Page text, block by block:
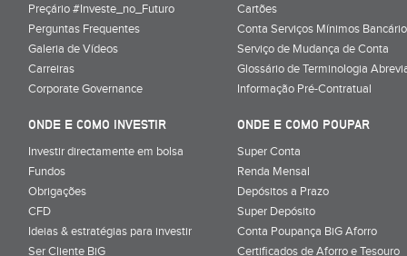
Preçário #Investe_no_Futuro
Perguntas Frequentes
Galeria de Vídeos
Carreiras
Corporate Governance
Cartões
Conta Serviços Mínimos
Serviço de Mudança de Conta
Glossário de Terminologia
Informação Pré-Contratual
ONDE E COMO INVESTIR
Investir directamente em bolsa
Fundos
Obrigações
CFD
Ideias & estratégias para investir
Ser Cliente BiG
ONDE E COMO POUPAR
Super Conta
Renda Mensal
Depósitos a Prazo
Super Depósito
Conta Poupança BiG Aforro
Certificados de Aforro e Tesouro